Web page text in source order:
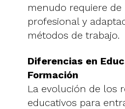
menudo requiere de
profesional y
métodos de trabajo.
Diferencias en
Formación
La evolución de los
educativos para